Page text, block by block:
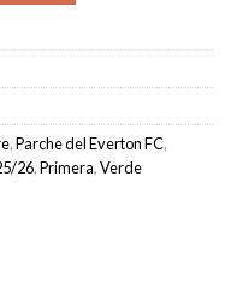
,Parche del Everton FC,
26,Primera,Verde